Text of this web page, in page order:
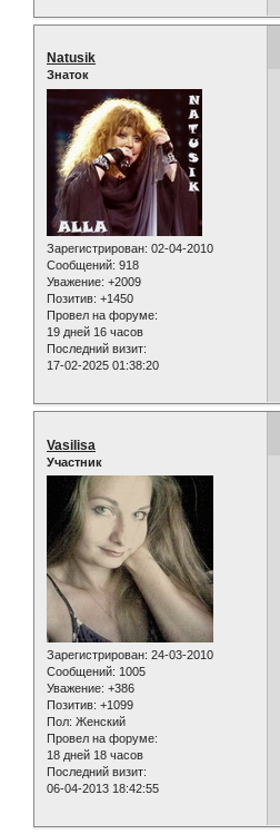
Natusik
Знаток
Зарегистрирован: 02-04-2010
Сообщений: 918
Уважение: +2009
Позитив: +1450
Провел на форуме:
19 дней 16 часов
Последний визит:
17-02-2025 01:38:20
Vasilisa
Участник
Зарегистрирован: 24-03-2010
Сообщений: 1005
Уважение: +386
Позитив: +1099
Пол: Женский
Провел на форуме:
18 дней 18 часов
Последний визит:
06-04-2013 18:42:55